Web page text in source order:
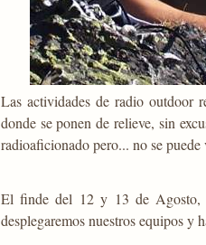
Las actividades de radio outdoor
donde se ponen de relieve, sin
radioaficionado pero... no se
El finde del 12 y 13 de Agosto,
desplegaremos nuestros equipos y